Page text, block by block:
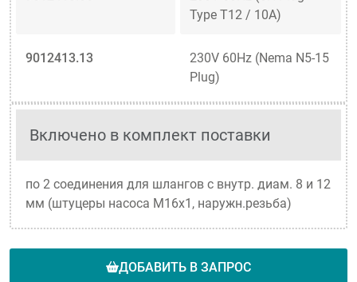
Type T12 / 10A)
9012413.13
230V 60Hz (Nema N5-15
Plug)
Включено в комплект поставки
по 2 соединения для шлангов с внутр. диам. 8 и 12
мм (штуцеры насоса M16x1, наружн.резьба)
ДОБАВИТЬ В ЗАПРОС